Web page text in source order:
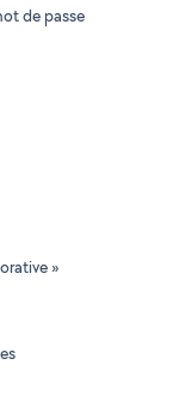
de passe
»